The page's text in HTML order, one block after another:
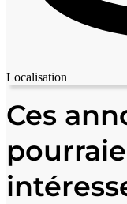
Localisation
+
−
Ces